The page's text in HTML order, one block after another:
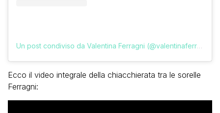
Un post condiviso da Valentina Ferragni (@valentinaferragni)
Ecco il video integrale della chiacchierata tra le sorelle
Ferragni: